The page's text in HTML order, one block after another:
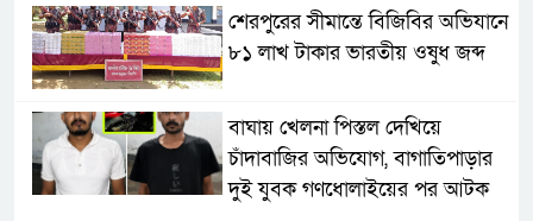
শেরপুরের সীমান্তে বিজিবির অভিযানে
৮১ লাখ টাকার ভারতীয় ওষুধ জব্দ
বাঘায় খেলনা পিস্তল দেখিয়ে
চাঁদাবাজির অভিযোগ, বাগাতিপাড়ার
দুই যুবক গণধোলাইয়ের পর আটক